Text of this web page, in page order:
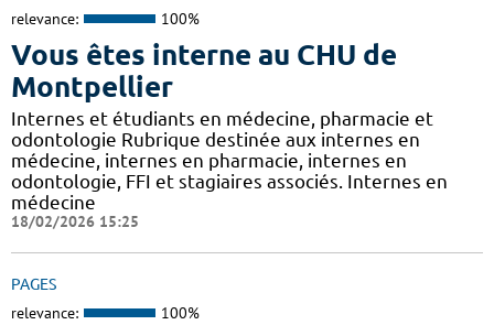
relevance: 100%
Vous êtes interne au CHU de
Montpellier
Internes et étudiants en médecine, pharmacie et
odontologie Rubrique destinée aux internes en
médecine, internes en pharmacie, internes en
odontologie, FFI et stagiaires associés. Internes en
médecine
18/02/2026 15:25
PAGES
relevance: 100%